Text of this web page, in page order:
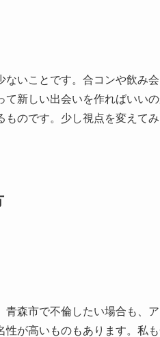
いことです。合コンや飲み会
新しい出会いを作ればいい
のです。少し視点を変えてみ
森市で不倫したい場合も、
が高いものもあります。私